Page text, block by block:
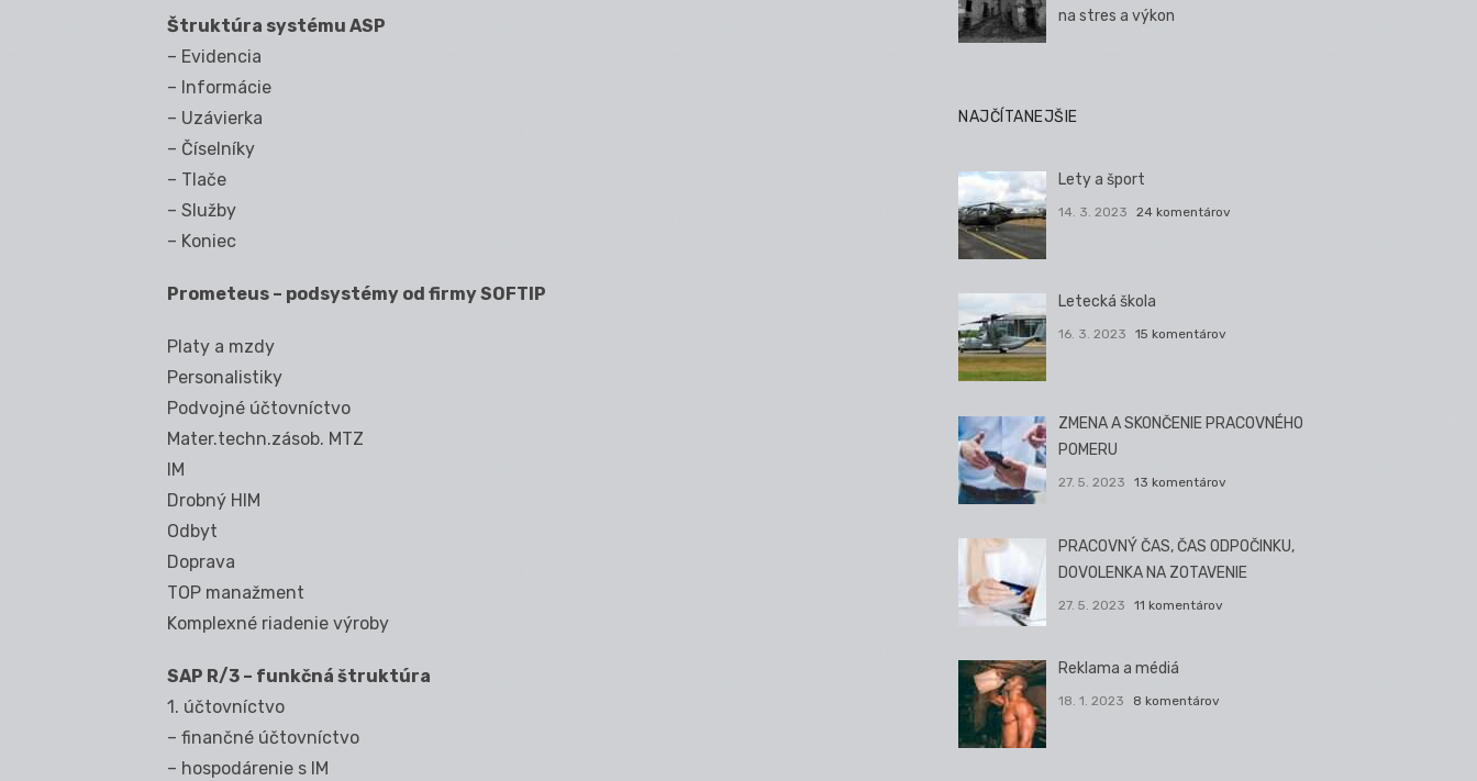
Štruktúra systému ASP
– Evidencia
– Informácie
– Uzávierka
– Číselníky
– Tlače
– Služby
– Koniec
Prometeus – podsystémy od firmy SOFTIP
Platy a mzdy
Personalistiky
Podvojné účtovníctvo
Mater.techn.zásob. MTZ
IM
Drobný HIM
Odbyt
Doprava
TOP manažment
Komplexné riadenie výroby
SAP R/3 – funkčná štruktúra
1. účtovníctvo
– finančné účtovníctvo
– hospodárenie s IM
na stres a výkon
NAJČÍTANEJŠIE
Lety a šport
14. 3. 2023 24 komentárov
Letecká škola
16. 3. 2023 15 komentárov
ZMENA A SKONČENIE PRACOVNÉHO
POMERU
27. 5. 2023 13 komentárov
PRACOVNÝ ČAS, ČAS ODPOČINKU,
DOVOLENKA NA ZOTAVENIE
27. 5. 2023 11 komentárov
Reklama a médiá
18. 1. 2023 8 komentárov